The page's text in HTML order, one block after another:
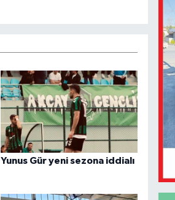
Yunus Gür yeni sezona iddialı